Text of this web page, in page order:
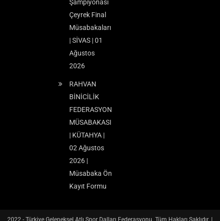
Şampiyonası
Çeyrek Final
Müsabakaları
| SİVAS | 01
Ağustos
2026
RAHVAN
BİNİCİLİK
FEDERASYON
MÜSABAKASI
| KÜTAHYA |
02 Ağustos
2026 |
Müsabaka Ön
Kayıt Formu
2022 - Türkiye Geleneksel Atlı Spor Dalları Federasyonu. Tüm Hakları Saklıdır. |